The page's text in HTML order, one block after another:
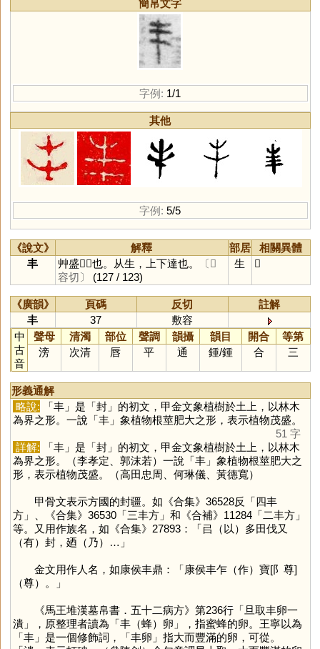
簡帛文字
字例: 1/1
其他
字例: 5/5
《說文》 解釋 部居
相關異體
丰
艸盛𡴀𡴀也。从生，上下達也。
〔𢾭
容切〕
(127 / 123)
生 𡴀
《廣韻》 頁碼 反切
註解
丰
37
敷容
中
古
音
聲母 清濁 部位 聲調 韻攝 韻目 開合
等第
滂
次清 唇 平 通 鍾/鍾 合 三
形義通解
略說: 「丰」是「封」的初文，甲金文象植樹於土上，以林木
為界之形。一說「丰」象植物根莖肥大之形，表示植物茂盛。
51 字
詳解: 「丰」是「封」的初文，甲金文象植樹於土上，以林木
為界之形。（李孝定、郭沫若）一說「丰」象植物根莖肥大之
形，表示植物茂盛。（高田忠周、何琳儀、黃德寬）
甲骨文表示方國的封疆。如《合集》36528反「四丰
方」、《合集》36530「三丰方」和《合補》11284「二丰方」
等。又用作族名，如《合集》27893：「㠯（以）多田伐又
（有）封，廼（乃）…」
金文用作人名，如康侯丰鼎：「康侯丰乍（作）寶[阝尊]
（尊）。」
《馬王堆漢墓帛書．五十二病方》第236行「旦取丰卵一
潰」，原整理者讀為「丰（蜂）卵」，指蜜蜂的卵。王寧以為
「丰」是一個修飾詞，「丰卵」指大而豐滿的卵，可從。